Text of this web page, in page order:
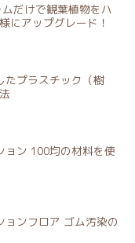
ムだけで観葉植物をハ
にアップグレード！
たプラスチック（樹
ョン 100均の材料を使
ョンフロア ゴム汚染の